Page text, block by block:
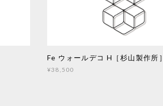
Fe ウォールデコ H［杉山製作所］
¥38,500